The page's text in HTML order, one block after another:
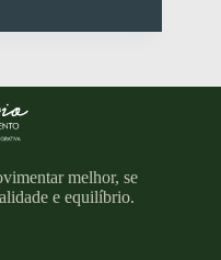
melhor, se
e equilíbrio.